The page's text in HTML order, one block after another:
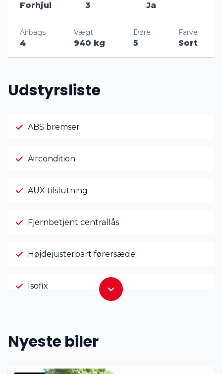
Forhjul 3 Ja
Airbags
4
Vægt
940 kg
Døre
5
Farve
Sort
Udstyrsliste
ABS bremser
Aircondition
AUX tilslutning
Fjernbetjent centrallås
Højdejusterbart førersæde
Isofix
Nyeste biler